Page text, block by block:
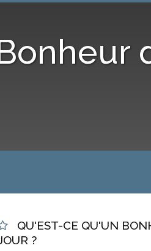
QU'EST-CE QU'UN
?